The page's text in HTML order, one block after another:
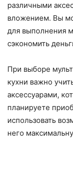
различными
вложением. Вы
для выполнения
сэкономить
При выборе
кухни важно
аксессуарами,
планируете
использовать
него